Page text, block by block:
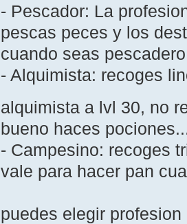
- Pescador: La
pescas peces y los
cuando seas pescadero
- Alquimista: recoges
alquimista a lvl 30, no
bueno haces
- Campesino: recoges
vale para hacer pan
puedes elegir